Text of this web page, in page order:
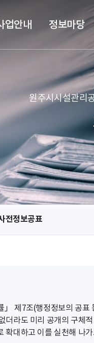
업안내 정보마당
원주시시설관리
전정보공표
」 제7조(행정정보의 공
더라도 미리 공개의 구체
확대하고 이를 실천해 나